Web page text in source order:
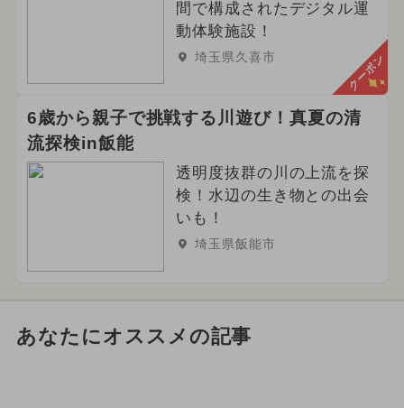
間で構成されたデジタル運
動体験施設！
埼玉県久喜市 クーポン
6歳から親子で挑戦する川遊び！真夏の清
流探検in飯能
透明度抜群の川の上流を探
検！水辺の生き物との出会
いも！
埼玉県飯能市
あなたにオススメの記事